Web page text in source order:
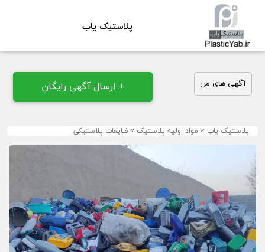
پلاستیک یاب
آگهی های من + ارسال آگهی رایگان
پلاستیک یاب » مواد اولیه پلاستیک » ضایعات پلاستیکی